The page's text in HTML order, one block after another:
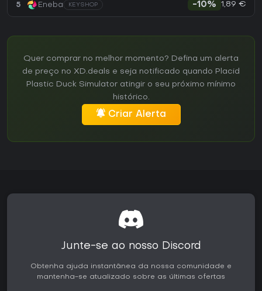
5 Eneba KEYSHOP -10% 1,89 €
Quer comprar no melhor momento? Defina um alerta
de preço no XD.deals e seja notificado quando Placid
Plastic Duck Simulator atingir o seu próximo mínimo
histórico.
Criar Alerta
Junte-se ao nosso Discord
Obtenha ajuda instantânea da nossa comunidade e
mantenha-se atualizado sobre as últimas ofertas